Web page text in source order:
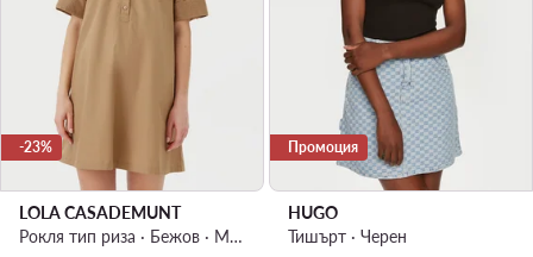
-23%
LOLA CASADEMUNT
Рокля тип риза · Бежов · Мини
Промоция
HUGO
Тишърт · Черен